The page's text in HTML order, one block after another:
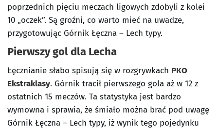
poprzednich pięciu meczach ligowych zdobyli z kolei
10 „oczek”. Są groźni, co warto mieć na uwadze,
przygotowując Górnik Łęczna – Lech typy.
Pierwszy gol dla Lecha
Łęcznianie słabo spisują się w rozgrywkach PKO
Ekstraklasy. Górnik tracił pierwszego gola aż w 12 z
ostatnich 15 meczów. Ta statystyka jest bardzo
wymowna i sprawia, że śmiało można brać pod uwagę
Górnik Łęczna – Lech typy, iż wynik tego pojedynku